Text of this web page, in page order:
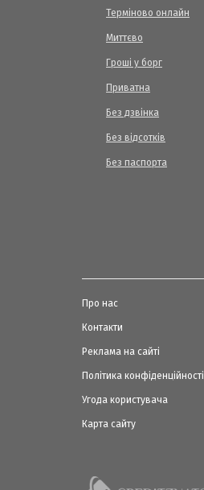
Терміново онлайн
Миттєво
Гроші у борг
Приватна
Без дзвінка
Без відсотків
Без паспорта
Про нас
Контакти
Реклама на сайті
Політика конфіденційності
Угода користувача
Карта сайту